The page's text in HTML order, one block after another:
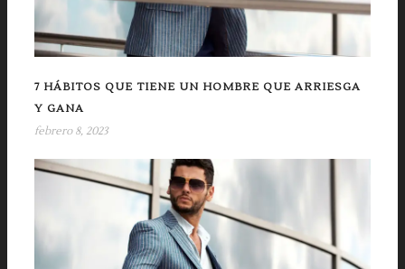
7 HÁBITOS QUE TIENE UN HOMBRE QUE ARRIESGA
Y GANA
febrero 8, 2023